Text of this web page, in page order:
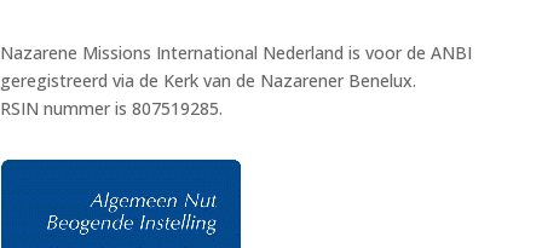
Nazarene Missions International Nederland is voor de ANBI
geregistreerd via de Kerk van de Nazarener Benelux.
RSIN nummer is 807519285.